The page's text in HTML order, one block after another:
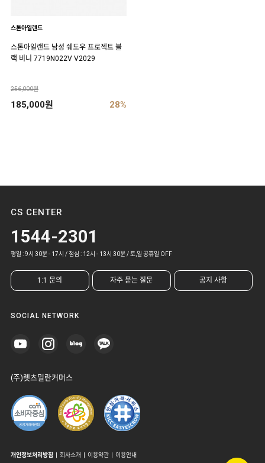
스톤아일랜드
스톤아일랜드 남성 쉐도우 프로젝트 블
랙 비니 7719N022V V2029
256,000원
185,000원 28%
CS CENTER
1544-2301
평일 : 9시 30분 - 17시 / 점심 : 12시 - 13시 30분 / 토,일 공휴일 OFF
1:1 문의 자주 묻는 질문 공지 사항
SOCIAL NETWORK
(주)렛츠밀란커머스
개인정보처리방침 회사소개 이용약관 이용안내